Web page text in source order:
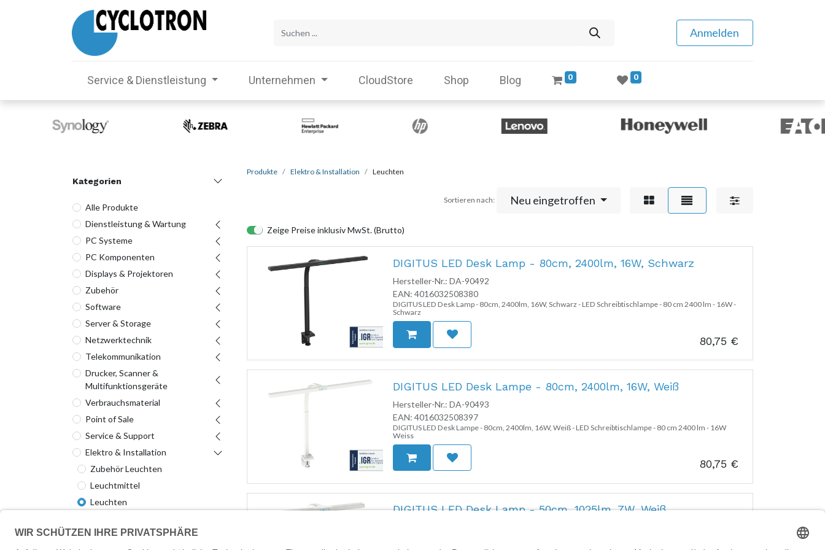
Anmelden
Service & Dienstleistung Unternehmen CloudStore Shop Blog 0 0
Kategorien
Alle Produkte
Dienstleistung & Wartung
PC Systeme
PC Komponenten
Displays & Projektoren
Zubehör
Software
Server & Storage
Netzwerktechnik
Telekommunikation
Drucker, Scanner &
Multifunktionsgeräte
Verbrauchsmaterial
Point of Sale
Service & Support
Elektro & Installation
Zubehör Leuchten
Leuchtmittel
Leuchten
Optoelektronik
Produkte Elektro & Installation Leuchten
Sortieren nach: Neu eingetroffen
Zeige Preise inklusiv MwSt. (Brutto)
DIGITUS LED Desk Lamp - 80cm, 2400lm, 16W, Schwarz
Hersteller-Nr.: DA-90492
EAN: 4016032508380
DIGITUS LED Desk Lamp - 80cm, 2400lm, 16W, Schwarz - LED Schreibtischlampe - 80 cm 2400 lm - 16W -
Schwarz
80,75 €
DIGITUS LED Desk Lampe - 80cm, 2400lm, 16W, Weiß
Hersteller-Nr.: DA-90493
EAN: 4016032508397
DIGITUS LED Desk Lampe - 80cm, 2400lm, 16W, Weiß - LED Schreibtischlampe - 80 cm 2400 lm - 16W
Weiss
80,75 €
DIGITUS LED Desk Lamp - 50cm, 1025lm, 7W, Weiß